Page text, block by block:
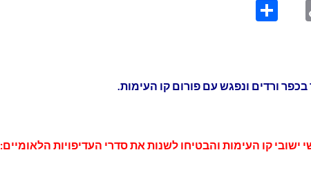
Copy
ורדים ונפגש עם פורום קו העימות.
ישובי קו העימות והבטיחו לשנות את סדרי העדיפויות הלאומיים: